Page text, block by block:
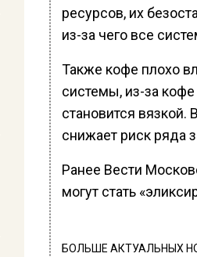
ресурсов, их
из-за чего все
Также кофе плохо
системы, из-за
становится
снижает риск ряда
Ранее Вести
могут стать
БОЛЬШЕ АКТУАЛЬНЫХ